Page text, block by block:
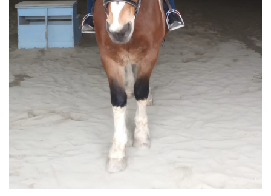
L’iniziativa 2022
L’iniziativa 2023
L’iniziativa 2024
L’iniziativa 2025